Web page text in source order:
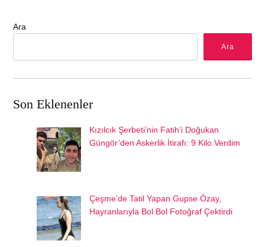
Ara
Ara
Son Eklenenler
Kızılcık Şerbeti’nin Fatih’i Doğukan
Güngör’den Askerlik İtirafı: 9 Kilo Verdim
Çeşme’de Tatil Yapan Gupse Özay,
Hayranlarıyla Bol Bol Fotoğraf Çektirdi